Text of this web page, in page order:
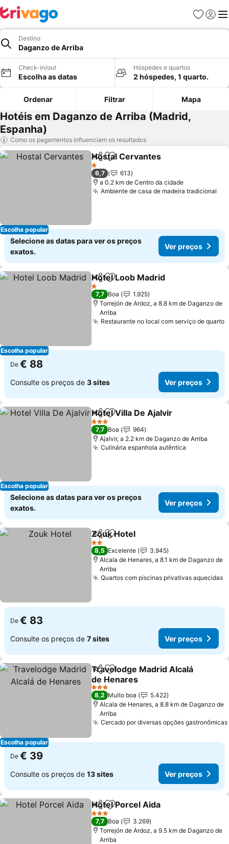
Favoritos
Iniciar
Destino
Daganzo de Arriba
Check-in/out
Escolha as datas
Hóspedes e quartos
2 hóspedes, 1 quarto.
Ordenar Filtrar Mapa
Hotéis em Daganzo de Arriba (Madrid,
Espanha)
Como os pagamentos influenciam os resultados
Escolha popular
PartilharAdicionar aos favoritos
Hostal Cervantes
1 Estrelas
6,7
613
a 0.2 km de Centro da cidade
Ambiente de casa de madeira tradicional
Selecione as datas para ver os preços
exatos.
Ver preços
Escolha popular
PartilharAdicionar aos favoritos
Hotel Loob Madrid
1 Estrelas
7,7 Boa
1.925
Torrejón de Ardoz, a 8.8 km de Daganzo de
Arriba
Restaurante no local com serviço de quarto
De € 88
Consulte os preços de 3 sites Ver preços
Escolha popular
PartilharAdicionar aos favoritos
Hotel Villa De Ajalvir
3 Estrelas
7,7 Boa
964
Ajalvir, a 2.2 km de Daganzo de Arriba
Culinária espanhola autêntica
Selecione as datas para ver os preços
exatos.
Ver preços
PartilharAdicionar aos favoritos
Zouk Hotel
2 Estrelas
8,5 Excelente
3.945
Alcala de Henares, a 8.1 km de Daganzo de
Arriba
Quartos com piscinas privativas aquecidas
De € 83
Consulte os preços de 7 sites Ver preços
Escolha popular
PartilharAdicionar aos favoritos
Travelodge Madrid Alcalá
de Henares
Ver preços
3 Estrelas
8,2 Muito boa
5.422
Alcala de Henares, a 8.8 km de Daganzo de
Arriba
Cercado por diversas opções gastronômicas
De € 39
Consulte os preços de 13 sites Ver preços
PartilharAdicionar aos favoritos
Hotel Porcel Aida
3 Estrelas
7,7 Boa
3.269
Torrejón de Ardoz, a 9.5 km de Daganzo de
Arriba